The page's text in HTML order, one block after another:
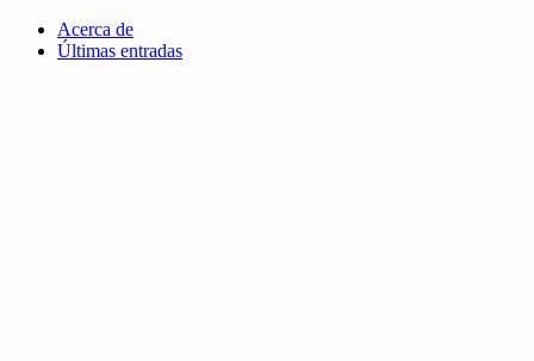
Acerca de
Últimas entradas